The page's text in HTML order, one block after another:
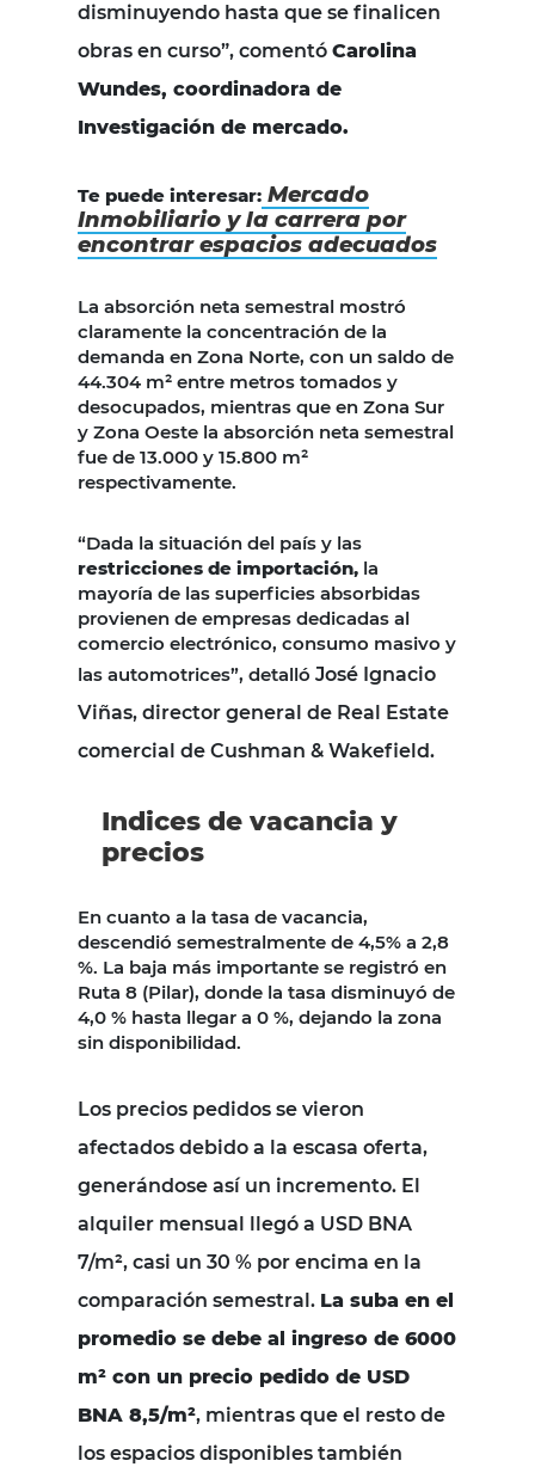
disminuyendo hasta que se finalicen
obras en curso”, comentó Carolina
Wundes, coordinadora de
Investigación de mercado.
Te puede interesar: Mercado
Inmobiliario y la carrera por
encontrar espacios adecuados
La absorción neta semestral mostró
claramente la concentración de la
demanda en Zona Norte, con un saldo de
44.304 m² entre metros tomados y
desocupados, mientras que en Zona Sur
y Zona Oeste la absorción neta semestral
fue de 13.000 y 15.800 m²
respectivamente.
“Dada la situación del país y las
restricciones de importación, la
mayoría de las superficies absorbidas
provienen de empresas dedicadas al
comercio electrónico, consumo masivo y
las automotrices”, detalló José Ignacio
Viñas, director general de Real Estate
comercial de Cushman & Wakefield.
Indices de vacancia y
precios
En cuanto a la tasa de vacancia,
descendió semestralmente de 4,5% a 2,8
%. La baja más importante se registró en
Ruta 8 (Pilar), donde la tasa disminuyó de
4,0 % hasta llegar a 0 %, dejando la zona
sin disponibilidad.
Los precios pedidos se vieron
afectados debido a la escasa oferta,
generándose así un incremento. El
alquiler mensual llegó a USD BNA
7/m², casi un 30 % por encima en la
comparación semestral. La suba en el
promedio se debe al ingreso de 6000
m² con un precio pedido de USD
BNA 8,5/m², mientras que el resto de
los espacios disponibles también